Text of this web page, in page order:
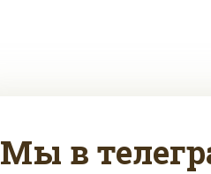
Мы в